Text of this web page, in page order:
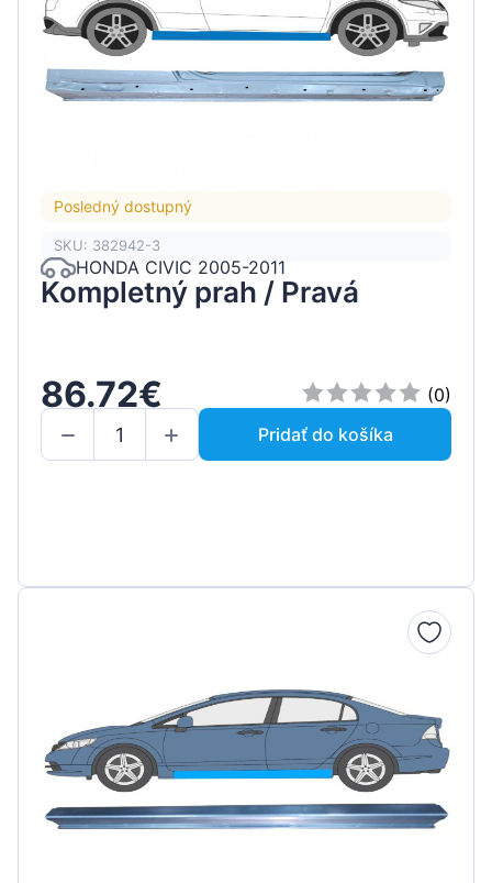
Posledný dostupný
SKU: 382942-3
HONDA CIVIC 2005-2011
Kompletný prah / Pravá
86.72€
(0)
Pridať do košíka